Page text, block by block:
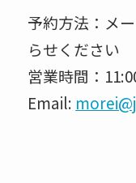
予約方法：メ
らせください
営業時間：
Email: